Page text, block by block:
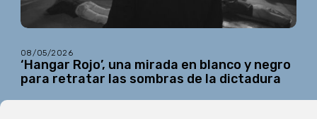
08/05/2026
‘Hangar Rojo’, una mirada en blanco y negro
para retratar las sombras de la dictadura